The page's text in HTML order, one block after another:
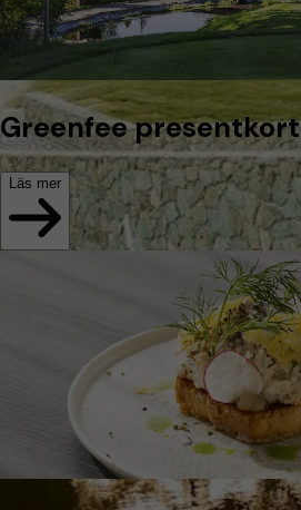
Greenfee presentkort
Läs mer